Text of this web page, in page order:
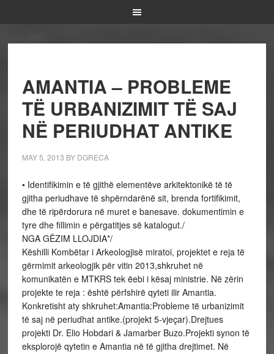
AMANTIA – PROBLEME
TË URBANIZIMIT TË SAJ
NË PERIUDHAT ANTIKE
MAY 5, 2013 BY DGRECA
• Identifikimin e të gjithë elementëve arkitektonikë të të
gjitha periudhave të shpërndarënë sit, brenda fortifikimit,
dhe të ripërdorura në muret e banesave. dokumentimin e
tyre dhe fillimin e përgatitjes së katalogut./
NGA GËZIM LLOJDIA*/
Këshilli Kombëtar i Arkeologjisë miratoi, projektet e reja të
gërmimit arkeologjik për vitin 2013,shkruhet në
komunikatën e MTKRS tek ëebi i kësaj ministrie. Në zërin
projekte te reja : është përfshirë qyteti ilir Amantia.
Konkretisht aty shkruhet:Amantia:Probleme të urbanizimit
të saj në periudhat antike.(projekt 5-vjeçar).Drejtues
projekti Dr. Elio Hobdari & Jamarber Buzo.Projekti synon të
eksplorojë qytetin e Amantia në të gjitha drejtimet. Në